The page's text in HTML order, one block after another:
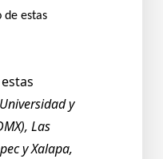
estas
y
Las
y Xalapa,